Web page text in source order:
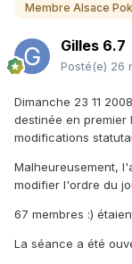
Membre Alsace
Gilles 6.7
Posté(e) 26
Dimanche 23 11
destinée en premier
modifications
Malheureusement,
modifier l'ordre du
67 membres :)
La séance a été